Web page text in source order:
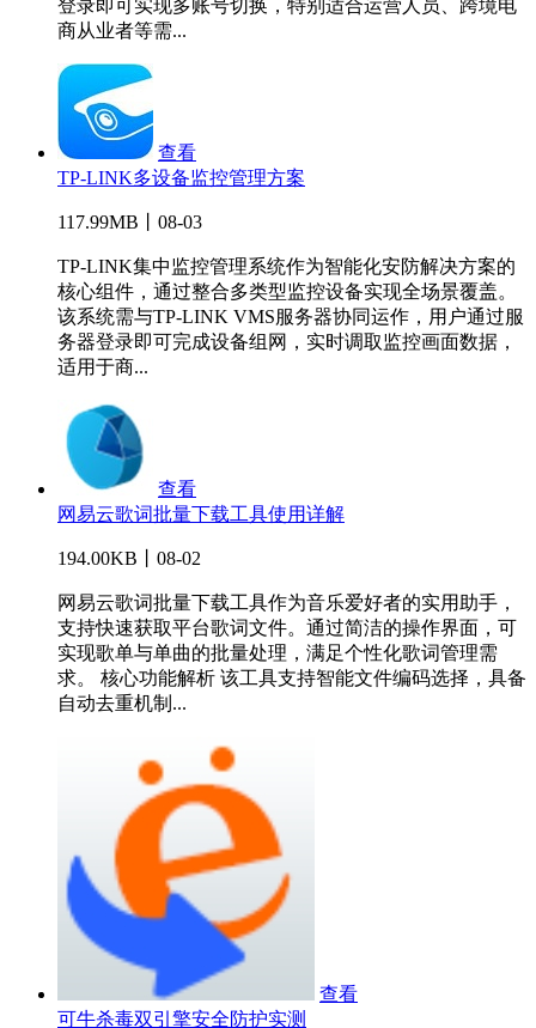
登录即可实现多账号切换，特别适合运营人员、跨境电
商从业者等需...
查看
TP-LINK多设备监控管理方案
117.99MB丨08-03
TP-LINK集中监控管理系统作为智能化安防解决方案的
核心组件，通过整合多类型监控设备实现全场景覆盖。
该系统需与TP-LINK VMS服务器协同运作，用户通过服
务器登录即可完成设备组网，实时调取监控画面数据，
适用于商...
查看
网易云歌词批量下载工具使用详解
194.00KB丨08-02
网易云歌词批量下载工具作为音乐爱好者的实用助手，
支持快速获取平台歌词文件。通过简洁的操作界面，可
实现歌单与单曲的批量处理，满足个性化歌词管理需
求。 核心功能解析 该工具支持智能文件编码选择，具备
自动去重机制...
查看
可牛杀毒双引擎安全防护实测